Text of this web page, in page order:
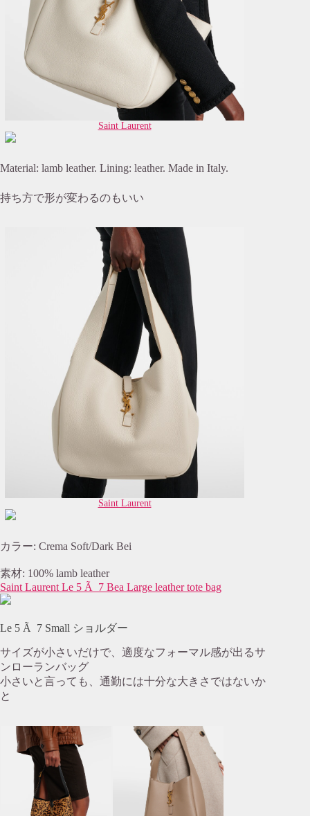
Saint Laurent
Material: lamb leather. Lining: leather. Made in Italy.
持ち方で形が変わるのもいい
Saint Laurent
カラー: Crema Soft/Dark Bei
素材: 100% lamb leather
Saint Laurent Le 5 Ã 7 Bea Large leather tote bag
Le 5 Ã 7 Small ショルダー
サイズが小さいだけで、適度なフォーマル感が出るサ
ンローランバッグ
小さいと言っても、通勤には十分な大きさではないか
と